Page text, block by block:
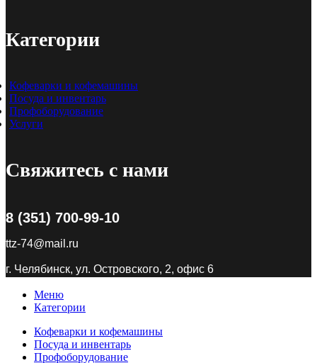
Категории
Кофеварки и кофемашины
Посуда и инвентарь
Профоборудование
Услуги
Свяжитесь с нами
8 (351) 700-99-10
ttz-74@mail.ru
г. Челябинск, ул. Островского, 2, офис 6
Меню
Категории
Кофеварки и кофемашины
Посуда и инвентарь
Профоборудование